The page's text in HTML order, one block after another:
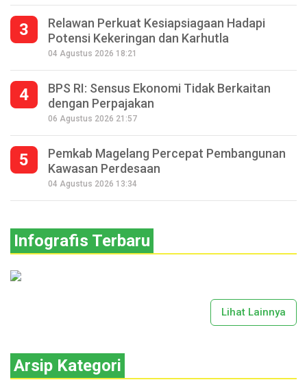
3
Relawan Perkuat Kesiapsiagaan Hadapi
Potensi Kekeringan dan Karhutla
04 Agustus 2026 18:21
4
BPS RI: Sensus Ekonomi Tidak Berkaitan
dengan Perpajakan
06 Agustus 2026 21:57
5
Pemkab Magelang Percepat Pembangunan
Kawasan Perdesaan
04 Agustus 2026 13:34
Infografis Terbaru
Lihat Lainnya
Arsip Kategori